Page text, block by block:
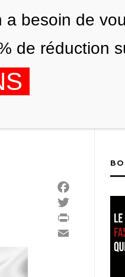
Facebook
Twitter
PrintFriendly
Email
a besoin de
de réduction